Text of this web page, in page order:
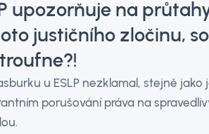
upozorňuje na
justičního zločinu,
u ESLP nezklamal, stejně
porušování práva na